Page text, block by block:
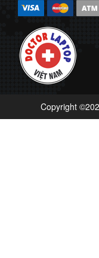
Copyright